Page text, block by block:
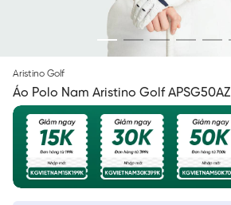
Aristino Golf
Áo Polo Nam Aristino Golf APSG50AZ